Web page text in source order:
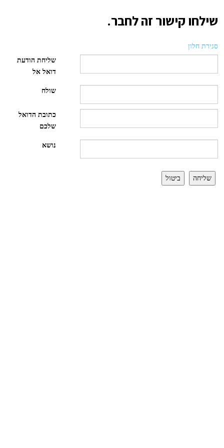
שילחו קישור זה לחבר.
סגירת חלון
שליחת הודעת
דואל אל
שולח
כתובת הדואל
שלכם
נושא
שליחה ביטול